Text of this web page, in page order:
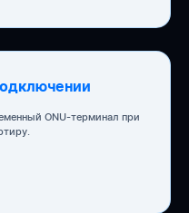
ONU-терминал при